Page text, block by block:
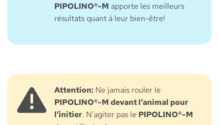
PIPOLINO®-M apporte les meilleurs
résultats quant à leur bien-être!
Attention: Ne jamais rouler le
PIPOLINO®-Mdevant l’animal pour
l’initier. N’agiter pas le PIPOLINO®-M